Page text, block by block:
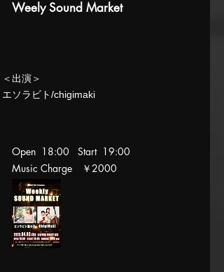
Weely Sound Market
​＜出演＞
エソラビト/chigimaki
Open 18:00 Start 19:00
Music Charge ￥2000